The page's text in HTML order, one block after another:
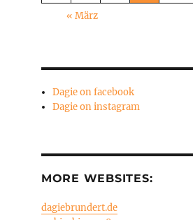
« März
Dagie on facebook
Dagie on instagram
MORE WEBSITES:
dagiebrundert.de